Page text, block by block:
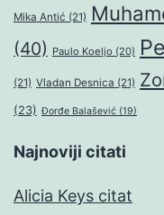
Mika Antić (21)
(40) Paulo Koeljo (20)
(21) Vladan Desnica (21)
(23) Đorđe Balašević (19)
Najnoviji citati
Alicia Keys citat